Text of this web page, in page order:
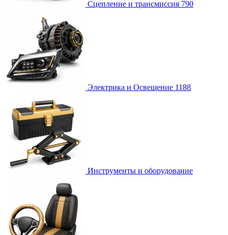
Сцепление и трансмиссия 790
Электрика и Освещение 1188
Инструменты и оборудование